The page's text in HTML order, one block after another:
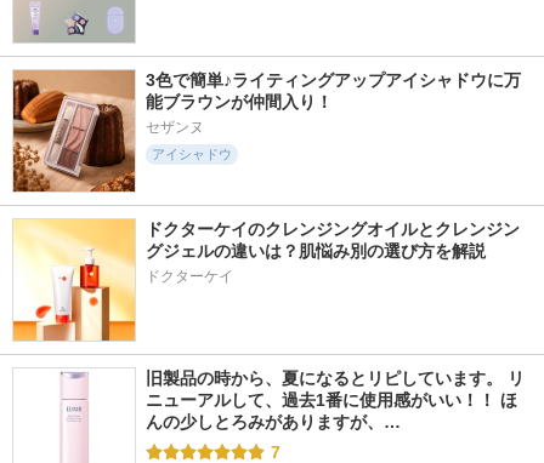
3色で簡単♪ライティングアップアイシャドウに万
能ブラウンが仲間入り！
セザンヌ
アイシャドウ
ドクターケイのクレンジングオイルとクレンジン
グジェルの違いは？肌悩み別の選び方を解説
ドクターケイ
旧製品の時から、夏になるとリピしています。 リ
ニューアルして、過去1番に使用感がいい！！ ほ
んの少しとろみがありますが、…
7